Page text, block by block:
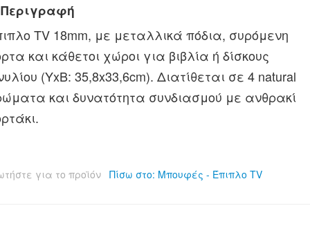
Περιγραφή
TV 18mm, με μεταλλικά πόδια, συρόμενη
και κάθετοι χώροι για βιβλία ή δίσκους
(YxB: 35,8x33,6cm). Διατίθεται σε 4 natural
και δυνατότητα συνδιασμού με ανθρακί
για το προϊόν Πίσω στο: Μπουφές - Έπιπλο TV